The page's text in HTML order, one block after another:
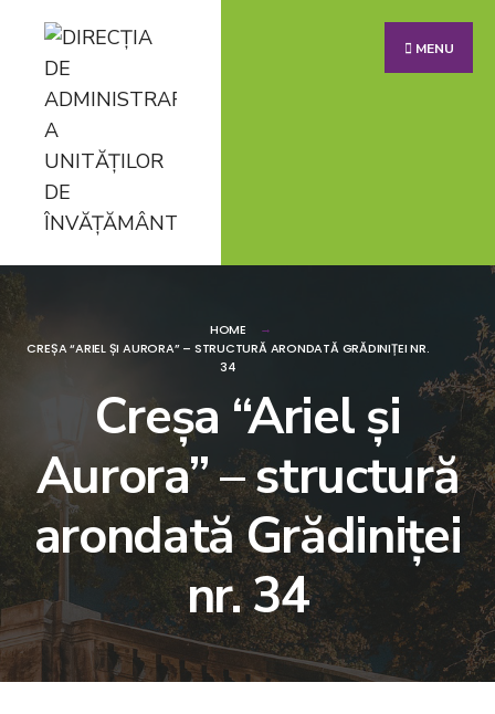
MENU
HOME
CREȘA “ARIEL ȘI AURORA” – STRUCTURĂ ARONDATĂ GRĂDINIȚEI NR.
34
Creșa “Ariel și
Aurora” – structură
arondată Grădiniței
nr. 34